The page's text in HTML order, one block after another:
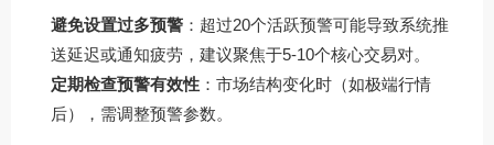
避免设置过多预警 ：超过20个活跃预警可能导致系统推
送延迟或通知疲劳，建议聚焦于5-10个核心交易对。
定期检查预警有效性 ：市场结构变化时（如极端行情
后），需调整预警参数。